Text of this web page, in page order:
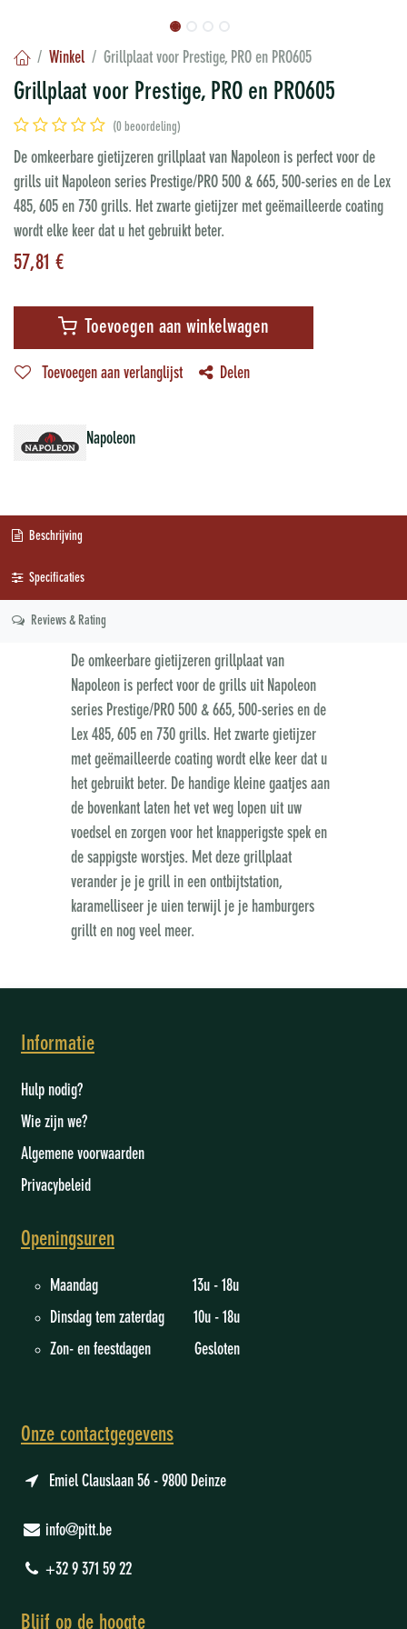
Winkel Grillplaat voor Prestige, PRO en PRO605
Grillplaat voor Prestige, PRO en PRO605
(0 beoordeling)
De omkeerbare gietijzeren grillplaat van Napoleon is perfect voor de
grills uit Napoleon series Prestige/PRO 500 & 665, 500-series en de Lex
485, 605 en 730 grills. Het zwarte gietijzer met geëmailleerde coating
wordt elke keer dat u het gebruikt beter.
57,81 €
Toevoegen aan winkelwagen
Toevoegen aan verlanglijst Delen
Napoleon
Beschrijving
Specificaties
Reviews & Rating
De omkeerbare gietijzeren grillplaat van
Napoleon is perfect voor de grills uit Napoleon
series Prestige/PRO 500 & 665, 500-series en de
Lex 485, 605 en 730 grills. Het zwarte gietijzer
met geëmailleerde coating wordt elke keer dat u
het gebruikt beter. De handige kleine gaatjes aan
de bovenkant laten het vet weg lopen uit uw
voedsel en zorgen voor het knapperigste spek en
de sappigste worstjes. Met deze grillplaat
verander je je grill in een ontbijtstation,
karamelliseer je uien terwijl je je hamburgers
grillt en nog veel meer.
Informatie
Hulp nodig?
Wie zijn we?
Algemene voorwaarden
Privacybeleid
Openingsuren
Maandag 13u - 18u
Dinsdag tem zaterdag 10u - 18u
Zon- en feestdagen Gesloten
Onze contactgegevens
Emiel Clauslaan 56 - 9800 Deinze
info@pitt.be
+32 9 371 59 22
Blijf op de hoogte